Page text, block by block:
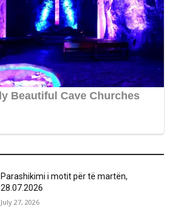
Parashikimi i motit për të martën,
28.07.2026
July 27, 2026